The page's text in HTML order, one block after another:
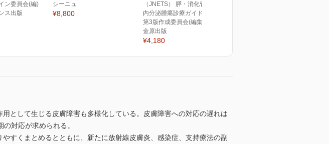
ン委員会(編)
ス出版
シーニュ
¥8,800
（JNETS） 膵・消化管神経
内分泌腫瘍診療ガイドライン
第3版作成委員会(編集)
金原出版
¥4,180
として生じる皮膚障害も多様化している。皮膚障害への対応の遅れは
対応が求められる。
すくまとめるとともに、新たに放射線皮膚炎、感染症、支持療法の副